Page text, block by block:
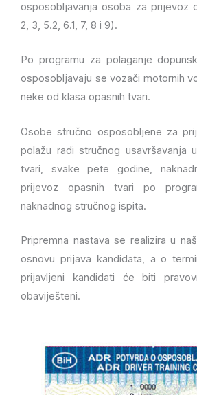
osposobljavanja osoba za prijevoz
2, 3, 5.2, 6.1, 7, 8 i 9).
Po programu za polaganje
osposobljavaju se vozači motornih
neke od klasa opasnih tvari.
Osobe stručno osposobljene za
polažu radi stručnog usavršavanja
tvari, svake pete godine,
prijevoz opasnih tvari po
naknadnog stručnog ispita.
Pripremna nastava se realizira u
osnovu prijava kandidata, a o
prijavljeni kandidati će biti
obaviješteni.